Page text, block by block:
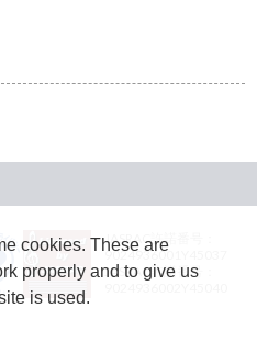
JASRAC許諾番号：
9024936001Y45037
JASRAC許諾番号：
cookies. These are
properly and to give us
is used.